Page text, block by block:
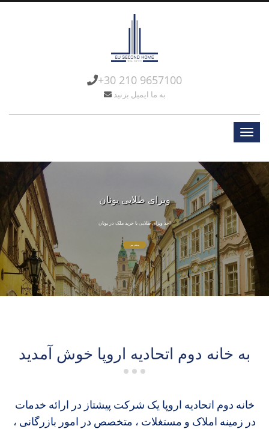
+30 210 9657100
به ما ایمیل بزنید
ویزای طلایی یونان
اخذ ویزای طلایی با خرید ملک در یونان
بیشتر ببین
به خانه دوم اتحادیه اروپا خوش آمدید
خانه دوم اتحادیه اروپا یک شرکت پیشتاز در ارائه خدمات
در زمینه املاک و مستغلات ، متخصص در امور بازرگانی ،